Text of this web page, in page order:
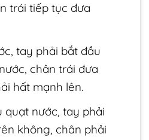
trái tiếp tục đưa
tay phải bắt đầu
chân trái đưa
hất mạnh lên.
quạt nước, tay phải
không, chân phải